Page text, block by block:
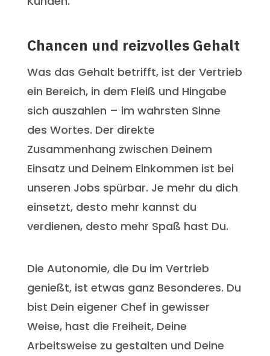
Chancen und reizvolles Gehalt
Was das Gehalt betrifft, ist der Vertrieb
ein Bereich, in dem Fleiß und Hingabe
sich auszahlen – im wahrsten Sinne
des Wortes. Der direkte
Zusammenhang zwischen Deinem
Einsatz und Deinem Einkommen ist bei
unseren Jobs spürbar. Je mehr du dich
einsetzt, desto mehr kannst du
verdienen, desto mehr Spaß hast Du.
Die Autonomie, die Du im Vertrieb
genießt, ist etwas ganz Besonderes. Du
bist Dein eigener Chef in gewisser
Weise, hast die Freiheit, Deine
Arbeitsweise zu gestalten und Deine